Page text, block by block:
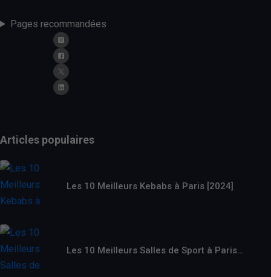
Pages recommandées
Articles populaires
Les 10 Meilleurs Kebabs à Paris [2024]
Les 10 Meilleurs Salles de Sport à Paris…